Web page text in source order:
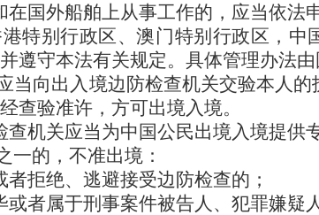
国外船舶上从事工作的，应当依法
特别行政区、澳门特别行政区，中
遵守本法有关规定。具体管理办法由
当向出入境边防检查机关交验本人
查验准许，方可出境入境。
机关应当为中国公民出境入境提供
一的，不准出境：
者拒绝、逃避接受边防检查的；
或者属于刑事案件被告人、犯罪嫌疑